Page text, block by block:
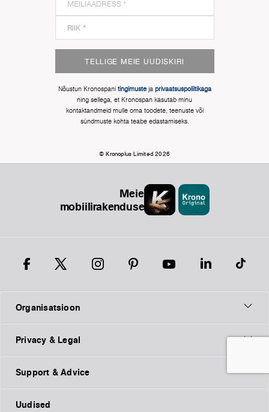
TELLIGE MEIE UUDISKIRI
Nõustun Kronospani tingimusteja privaatsuspoliitikaga
ning sellega, et Kronospan kasutab minu
kontaktandmeid mulle oma toodete, teenuste või
sündmuste kohta teabe edastamiseks.
© Kronoplus Limited 2026
Meie
mobiilirakendused
Organisatsioon
Privacy & Legal
Support & Advice
Uudised